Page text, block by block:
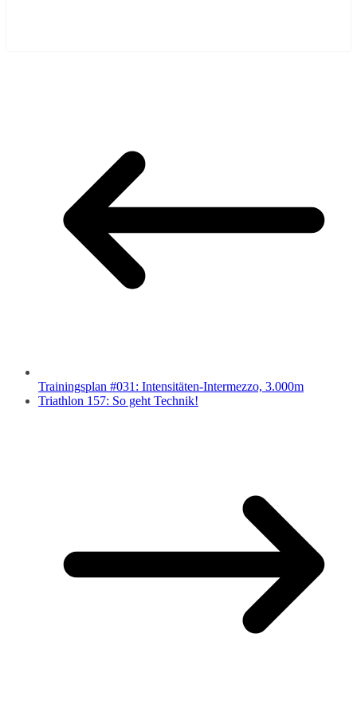
Trainingsplan #031: Intensitäten-Intermezzo, 3.000m
Triathlon 157: So geht Technik!